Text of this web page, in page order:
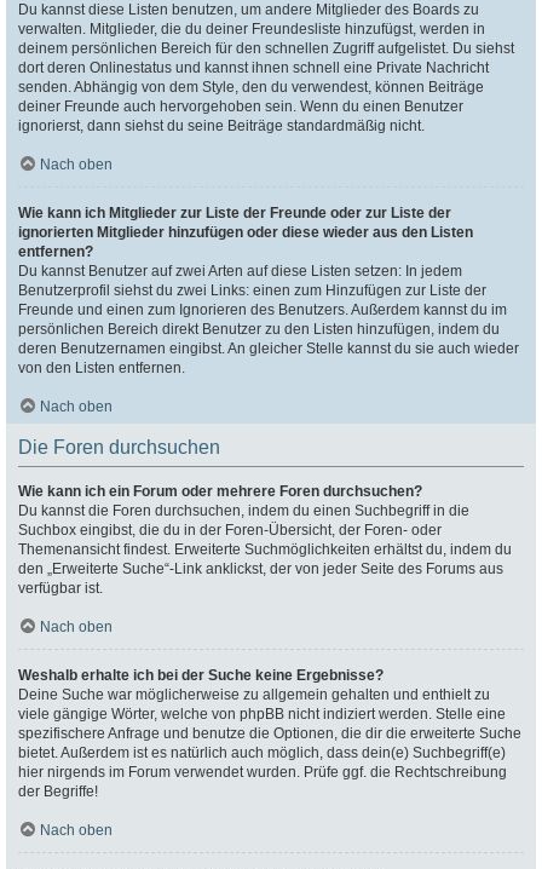
Du kannst diese Listen benutzen, um andere Mitglieder des Boards zu
verwalten. Mitglieder, die du deiner Freundesliste hinzufügst, werden in
deinem persönlichen Bereich für den schnellen Zugriff aufgelistet. Du siehst
dort deren Onlinestatus und kannst ihnen schnell eine Private Nachricht
senden. Abhängig von dem Style, den du verwendest, können Beiträge
deiner Freunde auch hervorgehoben sein. Wenn du einen Benutzer
ignorierst, dann siehst du seine Beiträge standardmäßig nicht.
Nach oben
Wie kann ich Mitglieder zur Liste der Freunde oder zur Liste der
ignorierten Mitglieder hinzufügen oder diese wieder aus den Listen
entfernen?
Du kannst Benutzer auf zwei Arten auf diese Listen setzen: In jedem
Benutzerprofil siehst du zwei Links: einen zum Hinzufügen zur Liste der
Freunde und einen zum Ignorieren des Benutzers. Außerdem kannst du im
persönlichen Bereich direkt Benutzer zu den Listen hinzufügen, indem du
deren Benutzernamen eingibst. An gleicher Stelle kannst du sie auch wieder
von den Listen entfernen.
Nach oben
Die Foren durchsuchen
Wie kann ich ein Forum oder mehrere Foren durchsuchen?
Du kannst die Foren durchsuchen, indem du einen Suchbegriff in die
Suchbox eingibst, die du in der Foren-Übersicht, der Foren- oder
Themenansicht findest. Erweiterte Suchmöglichkeiten erhältst du, indem du
den „Erweiterte Suche“-Link anklickst, der von jeder Seite des Forums aus
verfügbar ist.
Nach oben
Weshalb erhalte ich bei der Suche keine Ergebnisse?
Deine Suche war möglicherweise zu allgemein gehalten und enthielt zu
viele gängige Wörter, welche von phpBB nicht indiziert werden. Stelle eine
spezifischere Anfrage und benutze die Optionen, die dir die erweiterte Suche
bietet. Außerdem ist es natürlich auch möglich, dass dein(e) Suchbegriff(e)
hier nirgends im Forum verwendet wurden. Prüfe ggf. die Rechtschreibung
der Begriffe!
Nach oben